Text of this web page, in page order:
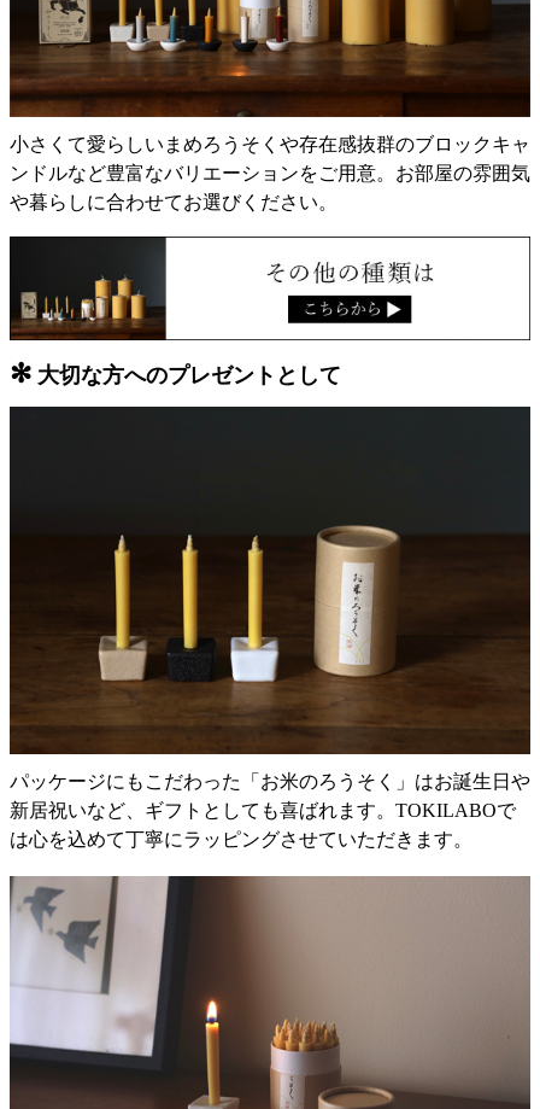
小さくて愛らしいまめろうそくや存在感抜群のブロックキャ
ンドルなど豊富なバリエーションをご用意。お部屋の雰囲気
や暮らしに合わせてお選びください。
✻ 大切な方へのプレゼントとして
パッケージにもこだわった「お米のろうそく」はお誕生日や
新居祝いなど、ギフトとしても喜ばれます。TOKILABOで
は心を込めて丁寧にラッピングさせていただきます。